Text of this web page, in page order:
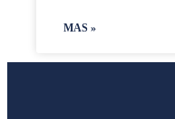
MAS »